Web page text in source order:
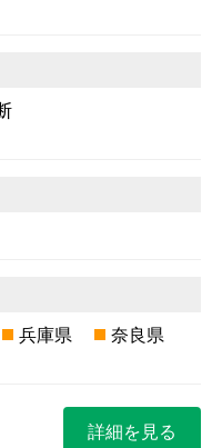
兵庫県
奈良県
詳細を見る